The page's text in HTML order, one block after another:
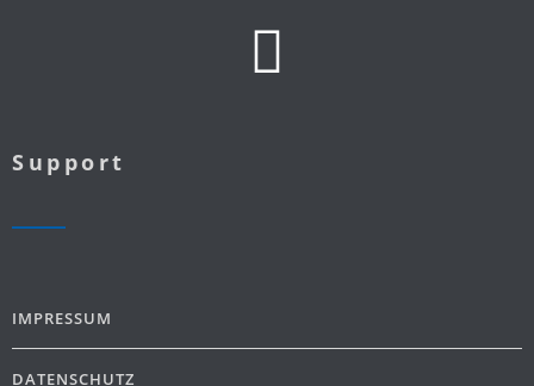
Support
IMPRESSUM
DATENSCHUTZ